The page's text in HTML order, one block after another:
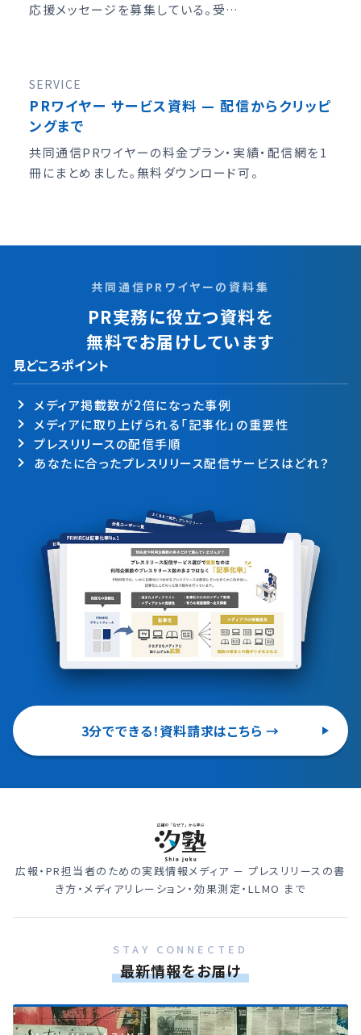
応援メッセージを募集している。受…
SERVICE
PRワイヤー サービス資料 — 配信からクリッピ
ングまで
共同通信PRワイヤーの料金プラン・実績・配信網を1
冊にまとめました。無料ダウンロード可。
共同通信PRワイヤーの資料集
PR実務に役立つ資料を
無料でお届けしています
見どころポイント
メディア掲載数が2倍になった事例
メディアに取り上げられる「記事化」の重要性
プレスリリースの配信手順
あなたに合ったプレスリリース配信サービスはどれ？
3分でできる！資料請求はこちら →
広報・PR担当者のための実践情報メディア － プレスリリースの書
き方・メディアリレーション・効果測定・LLMO まで
STAY CONNECTED
最新情報をお届け